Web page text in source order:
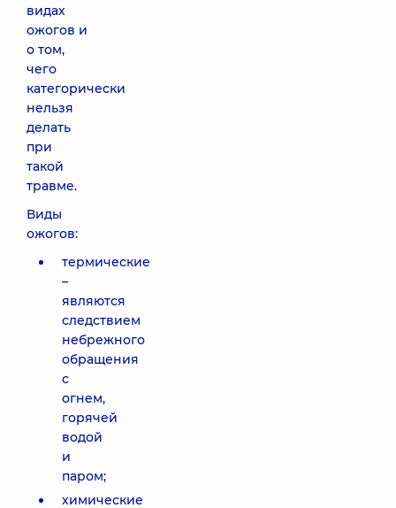
видах
ожогов и
о том,
чего
категорически
нельзя
делать
при
такой
травме.
Виды
ожогов:
термические
–
являются
следствием
небрежного
обращения
с
огнем,
горячей
водой
и
паром;
химические